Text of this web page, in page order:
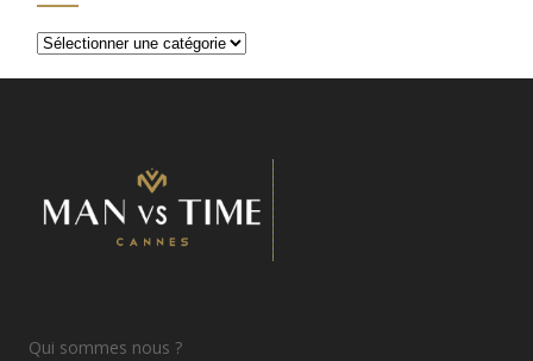
Catégories
Qui sommes nous ?